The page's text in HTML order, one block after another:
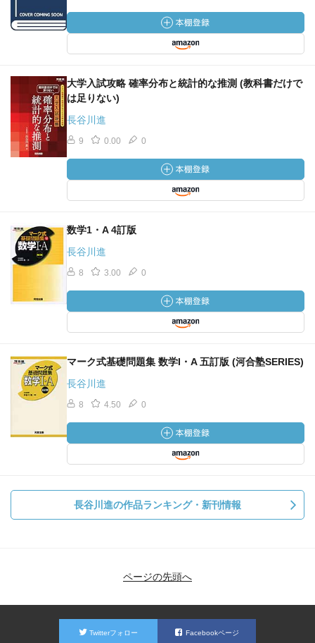
大学入試攻略 確率分布と統計的な推測 (教科書だけで
は足りない)
長谷川進
9 0.00 0
数学1・A 4訂版
長谷川進
8 3.00 0
マーク式基礎問題集 数学I・A 五訂版 (河合塾SERIES)
長谷川進
8 4.50 0
長谷川進の作品ランキング・新刊情報
ページの先頭へ
Twitterフォロー Facebookページ